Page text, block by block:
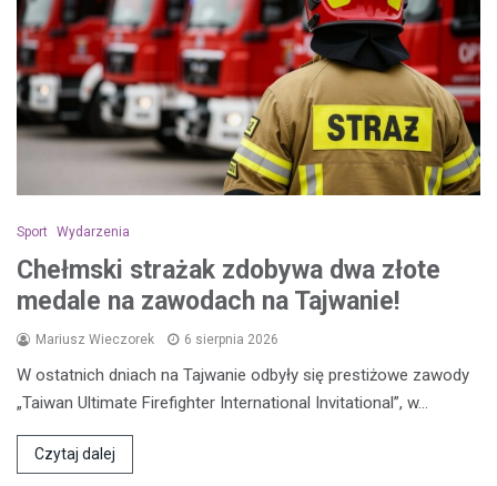
Sport Wydarzenia
Chełmski strażak zdobywa dwa złote
medale na zawodach na Tajwanie!
Mariusz Wieczorek 6 sierpnia 2026
W ostatnich dniach na Tajwanie odbyły się prestiżowe zawody
„Taiwan Ultimate Firefighter International Invitational”, w…
Czytaj dalej